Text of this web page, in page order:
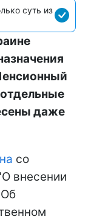
суть из
даже
со
внесении